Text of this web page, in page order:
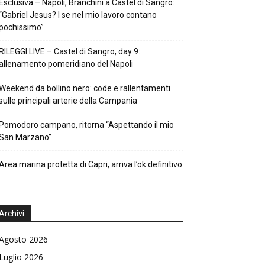
– Napoli, Branchini a Castel di Sangro:
Jesus? I se nel mio lavoro contano
LIVE – Castel di Sangro, day 9:
pomeridiano del Napoli
da bollino nero: code e rallentamenti
principali arterie della Campania
campano, ritorna “Aspettando il mio
Marzano”
marina protetta di Capri, arriva l’ok definitivo
2026
2026